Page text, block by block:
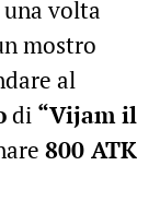
volta
mostro
al
di “Vijam il
800 ATK